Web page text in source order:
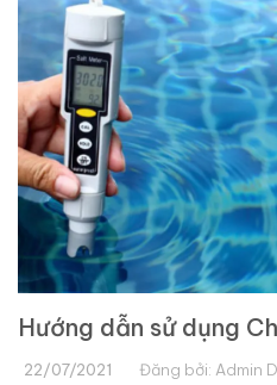
Hướng dẫn sử dụng
22/07/2021 Đăng bởi: Admin